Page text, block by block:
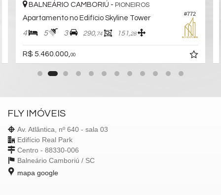
#772
BALNEÁRIO CAMBORIÚ - PIONEIROS
Apartamento no Edifício Skyline Tower
4 5 3 290,74 151,28
R$ 5.460.000,00
FLY IMÓVEIS
Av. Atlântica, nº 640 - sala 03
Edifício Real Park
Centro - 88330-006
Balneário Camboriú / SC
mapa google